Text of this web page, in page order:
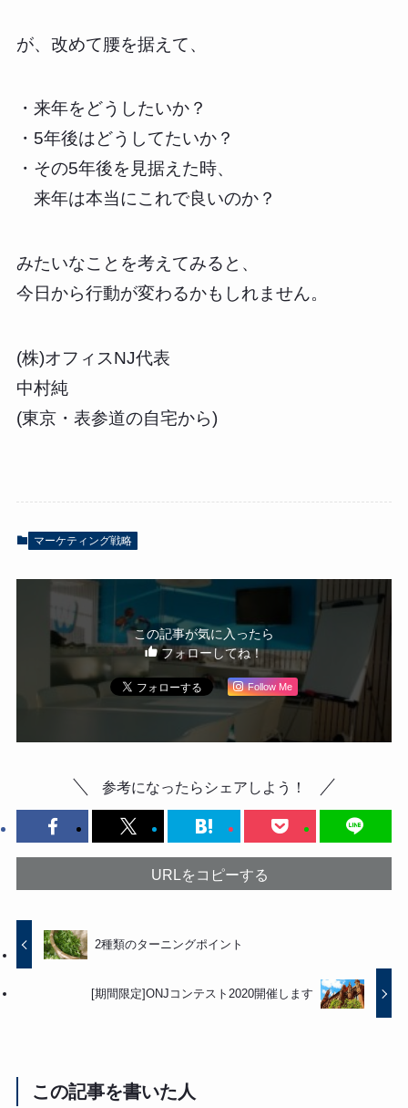
が、改めて腰を据えて、
・来年をどうしたいか？
・5年後はどうしてたいか？
・その5年後を見据えた時、
来年は本当にこれで良いのか？
みたいなことを考えてみると、
今日から行動が変わるかもしれません。
(株)オフィスNJ代表
中村純
(東京・表参道の自宅から)
マーケティング戦略
この記事が気に入ったら
フォローしてね！
Follow Me
参考になったらシェアしよう！
URLをコピーする
2種類のターニングポイント
[期間限定]ONJコンテスト2020開催します
この記事を書いた人